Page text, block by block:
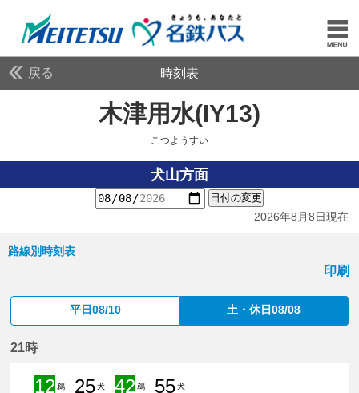
戻る 時刻表
木津用水(IY13)
こつようすい
犬山方面
日付の変更
2026年8月8日現在
路線別時刻表
印刷
平日08/10 土・休日08/08
21時
12 鵜
25犬
42 鵜
55犬